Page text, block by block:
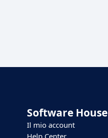
Software House
Il mio account
Help Center